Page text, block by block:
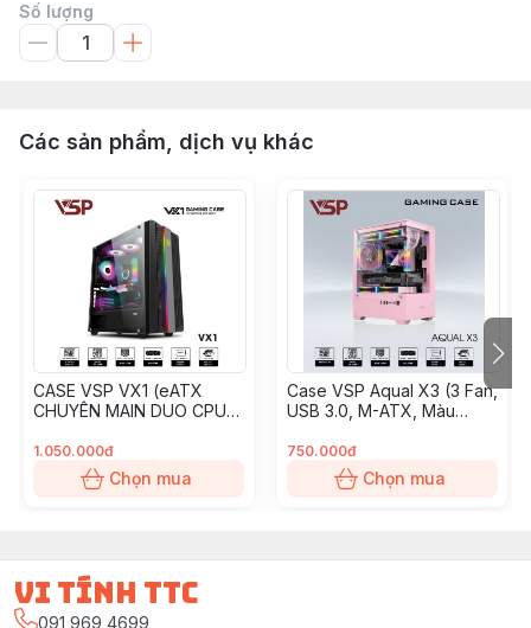
Số lượng
Các sản phẩm, dịch vụ khác
CASE VSP VX1 (eATX
CHUYÊN MAIN DUO CPU)
1.050.000đ
Chọn mua
Case VSP Aqual X3 (3 Fan,
USB 3.0, M-ATX, Màu
750.000đ
Chọn mua
vi tính ttc
091 969 4699